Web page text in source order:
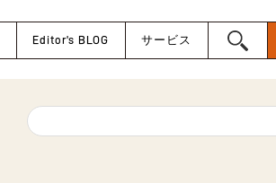
Editor’s BLOG サービス